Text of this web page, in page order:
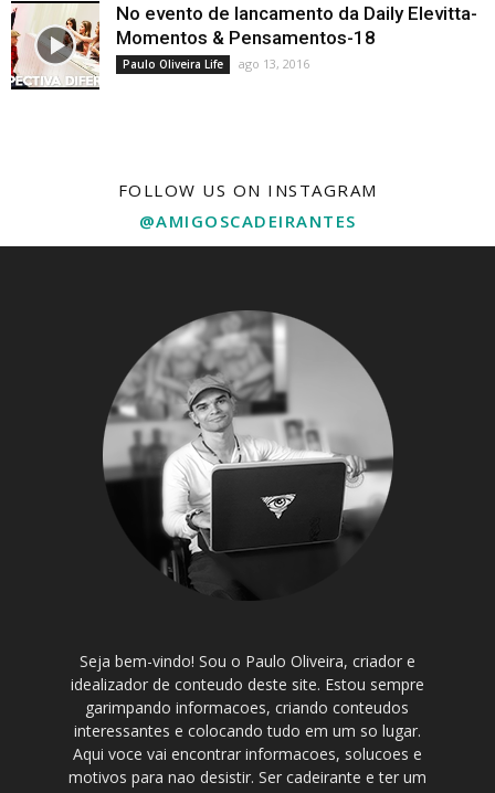
No evento de lancamento da Daily Elevitta-
Momentos & Pensamentos-18
Paulo Oliveira Life ago 13, 2016
FOLLOW US ON INSTAGRAM
@AMIGOSCADEIRANTES
Seja bem-vindo! Sou o Paulo Oliveira, criador e
idealizador de conteudo deste site. Estou sempre
garimpando informacoes, criando conteudos
interessantes e colocando tudo em um so lugar.
Aqui voce vai encontrar informacoes, solucoes e
motivos para nao desistir. Ser cadeirante e ter um